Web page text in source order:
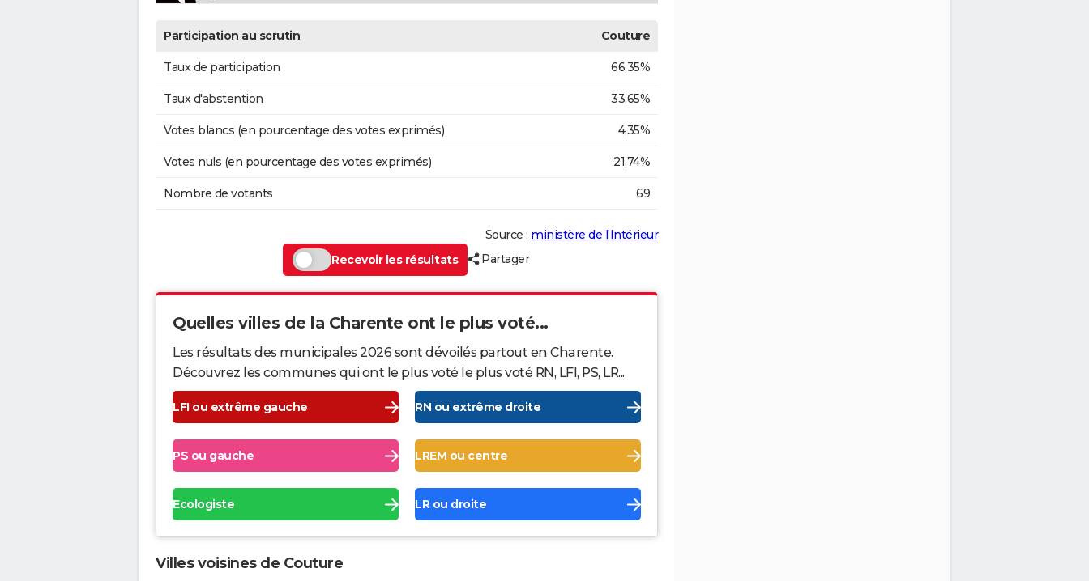
Participation au scrutin Couture
Taux de participation 66,35%
Taux d'abstention 33,65%
Votes blancs (en pourcentage des votes exprimés) 4,35%
Votes nuls (en pourcentage des votes exprimés) 21,74%
Nombre de votants 69
Source : ministère de l’Intérieur
Recevoir les résultats
Partager
Quelles villes de la Charente ont le plus voté...
Les résultats des municipales 2026 sont dévoilés partout en Charente.
Découvrez les communes qui ont le plus voté le plus voté RN, LFI, PS, LR...
LFI ou extrême gauche RN ou extrême droite
PS ou gauche LREM ou centre
Ecologiste LR ou droite
Villes voisines de Couture